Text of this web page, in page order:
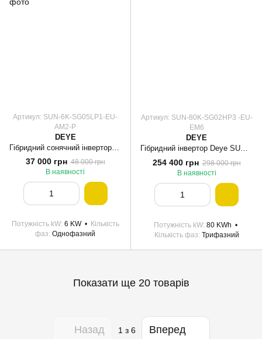
Артикул: SUN-6K-SG05LP1-EU-
AM2-P
DEYE
37 000 грн 48 000 грн
В наявності
Потужність kW 6 KW
Кількість
фаз Однофазний
Артикул: SUN-80K-SG02HP3 -EU-
EM6
DEYE
Гібридний інвертор Deye SUN-80K-SG02HP3 -EU-EM6
254 400 грн 298 000 грн
В наявності
Потужність kW 80 KWh
Кількість фаз Трифазний
Показати ще 20 товарів
Назад 1 з 6 Вперед